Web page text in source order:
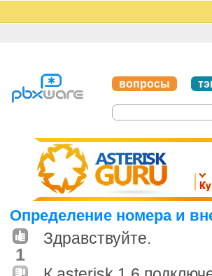
вопросы
Определение номера и
1
Здравствуйте.